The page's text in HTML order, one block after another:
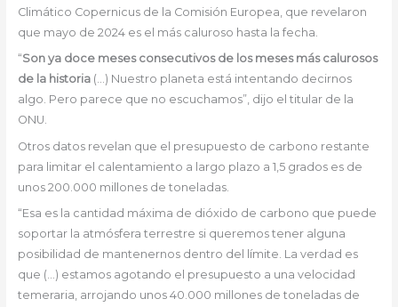
Climático Copernicus de la Comisión Europea, que revelaron
que mayo de 2024 es el más caluroso hasta la fecha.
“Son ya doce meses consecutivos de los meses más calurosos
de la historia(…) Nuestro planeta está intentando decirnos
algo. Pero parece que no escuchamos”, dijo el titular de la
ONU.
Otros datos revelan que el presupuesto de carbono restante
para limitar el calentamiento a largo plazo a 1,5 grados es de
unos 200.000 millones de toneladas.
“Esa es la cantidad máxima de dióxido de carbono que puede
soportar la atmósfera terrestre si queremos tener alguna
posibilidad de mantenernos dentro del límite. La verdad es
que (…) estamos agotando el presupuesto a una velocidad
temeraria, arrojando unos 40.000 millones de toneladas de